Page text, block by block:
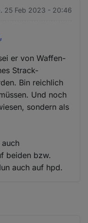
25 Feb 2023 - 20:46
er von Waffen-
Strack-
Bin reichlich
Und noch
sondern als
beiden bzw.
auch auf hpd.